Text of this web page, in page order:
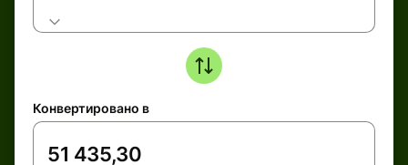
Конвертировано в